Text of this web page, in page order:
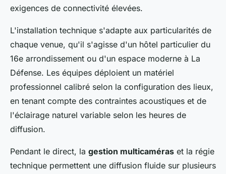
exigences de connectivité élevées.
L'installation technique s'adapte aux particularités de
chaque venue, qu'il s'agisse d'un hôtel particulier du
16e arrondissement ou d'un espace moderne à La
Défense. Les équipes déploient un matériel
professionnel calibré selon la configuration des lieux,
en tenant compte des contraintes acoustiques et de
l'éclairage naturel variable selon les heures de
diffusion.
Pendant le direct, la gestion multicaméras et la régie
technique permettent une diffusion fluide sur plusieurs